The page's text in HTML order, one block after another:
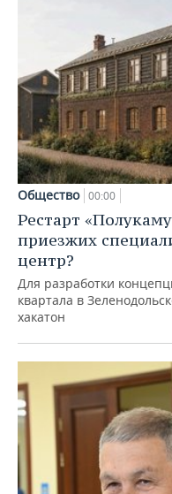
Общество 00:00
Рестарт
приезжих
центр?
Для разработки
квартала в
хакатон